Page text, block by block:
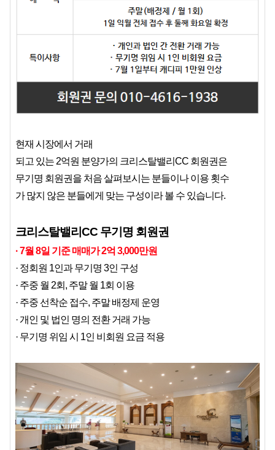
현재 시장에서 거래
되고 있는 2억원 분양가의 크리스탈밸리CC 회원권은
무기명 회원권을 처음 살펴보시는 분들이나 이용 횟수
가 많지 않은 분들에게 맞는 구성이라 볼 수 있습니다.
크리스탈밸리CC 무기명 회원권
· 7월 8일 기준 매매가 2억 3,000만원
· 정회원 1인과 무기명 3인 구성
· 주중 월 2회, 주말 월 1회 이용
· 주중 선착순 접수, 주말 배정제 운영
· 개인 및 법인 명의 전환 거래 가능
· 무기명 위임 시 1인 비회원 요금 적용